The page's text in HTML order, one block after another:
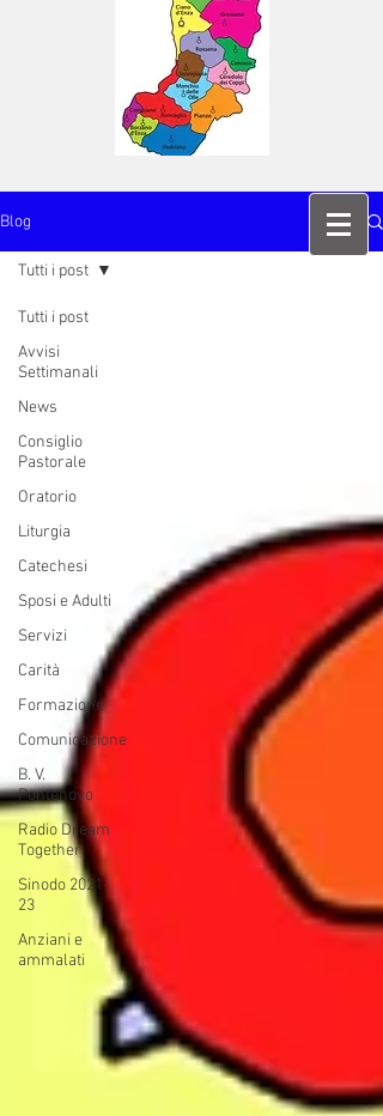
Blog
Tutti i post
Avvisi
Settimanali
News
Consiglio
Pastorale
Oratorio
Liturgia
Catechesi
Sposi e Adulti
Servizi
Carità
Formazione
Comunicazione
B. V.
Pontenovo
Radio Dream
Together
Sinodo 2021-
23
Anziani e
ammalati
Tutti i post